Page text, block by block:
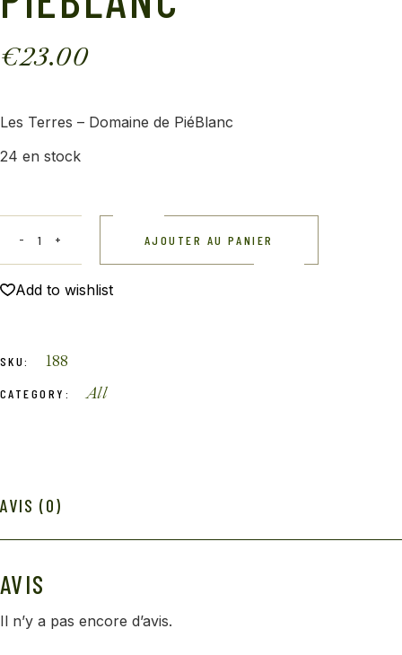
€23.00
Les Terres – Domaine de PiéBlanc
24 en stock
AJOUTER AU PANIER
Add to wishlist
SKU: 188
CATEGORY: All
AVIS (0)
AVIS
Il n’y a pas encore d’avis.